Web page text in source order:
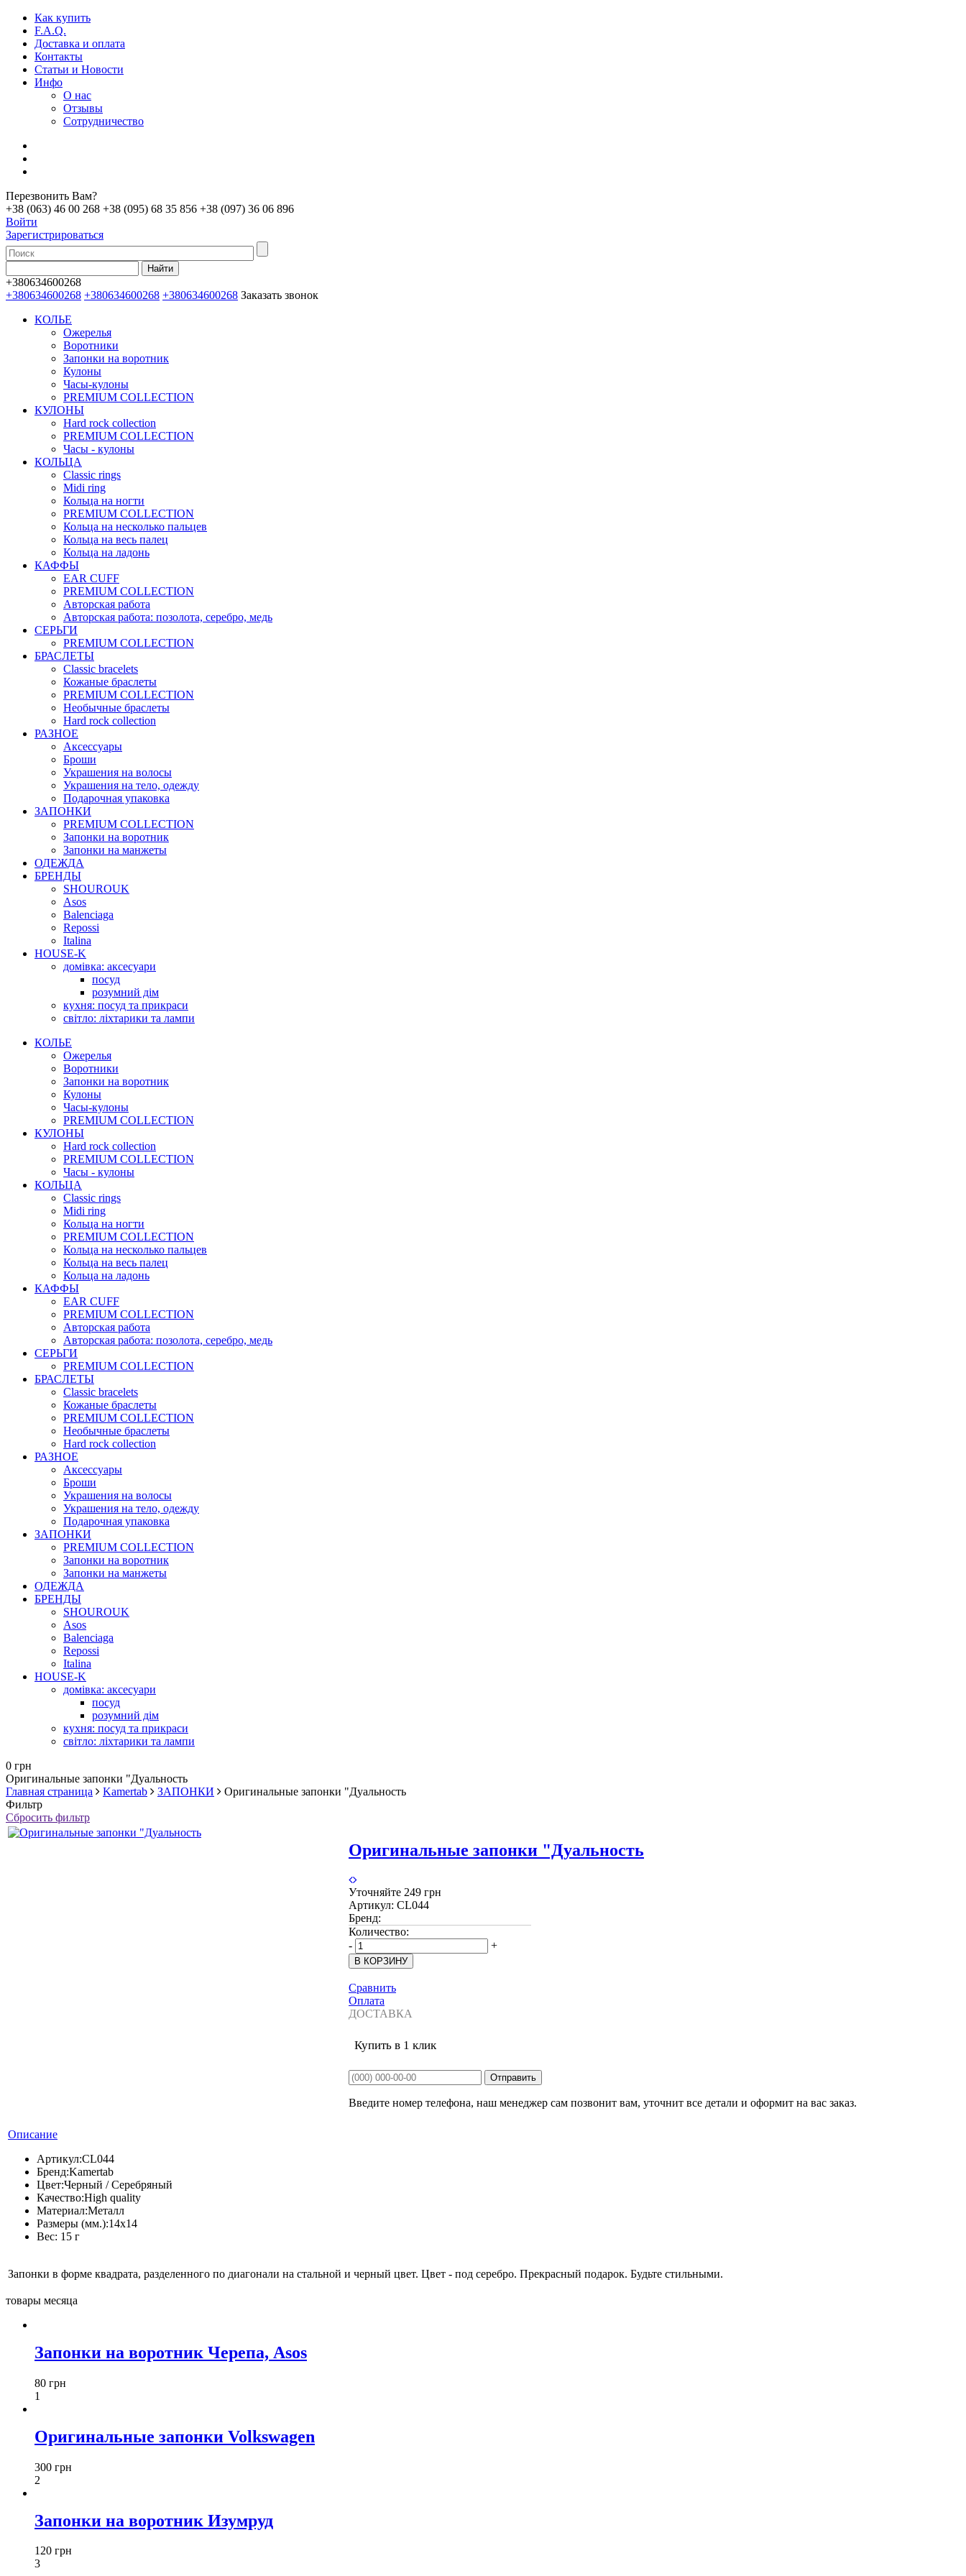
Как купить
F.A.Q.
Доставка и оплата
Контакты
Статьи и Новости
Инфо
О нас
Отзывы
Сотрудничество
Перезвонить Вам?
+38 (063) 46 00 268 +38 (095) 68 35 856 +38 (097) 36 06 896
Войти
Зарегистрироваться
+380634600268
+380634600268 +380634600268 +380634600268 Заказать звонок
КОЛЬЕ
Ожерелья
Воротники
Запонки на воротник
Кулоны
Часы-кулоны
PREMIUM COLLECTION
КУЛОНЫ
Hard rock collection
PREMIUM COLLECTION
Часы - кулоны
КОЛЬЦА
Classic rings
Midi ring
Кольца на ногти
PREMIUM COLLECTION
Кольца на несколько пальцев
Кольца на весь палец
Кольца на ладонь
КАФФЫ
EAR CUFF
PREMIUM COLLECTION
Авторская работа
Авторская работа: позолота, серебро, медь
СЕРЬГИ
PREMIUM COLLECTION
БРАСЛЕТЫ
Classic bracelets
Кожаные браслеты
PREMIUM COLLECTION
Необычные браслеты
Hard rock collection
РАЗНОЕ
Аксессуары
Броши
Украшения на волосы
Украшения на тело, одежду
Подарочная упаковка
ЗАПОНКИ
PREMIUM COLLECTION
Запонки на воротник
Запонки на манжеты
ОДЕЖДА
БРЕНДЫ
SHOUROUK
Asos
Balenciaga
Repossi
Italina
HOUSE-K
домівка: аксесуари
посуд
розумний дім
кухня: посуд та прикраси
світло: ліхтарики та лампи
КОЛЬЕ
Ожерелья
Воротники
Запонки на воротник
Кулоны
Часы-кулоны
PREMIUM COLLECTION
КУЛОНЫ
Hard rock collection
PREMIUM COLLECTION
Часы - кулоны
КОЛЬЦА
Classic rings
Midi ring
Кольца на ногти
PREMIUM COLLECTION
Кольца на несколько пальцев
Кольца на весь палец
Кольца на ладонь
КАФФЫ
EAR CUFF
PREMIUM COLLECTION
Авторская работа
Авторская работа: позолота, серебро, медь
СЕРЬГИ
PREMIUM COLLECTION
БРАСЛЕТЫ
Classic bracelets
Кожаные браслеты
PREMIUM COLLECTION
Необычные браслеты
Hard rock collection
РАЗНОЕ
Аксессуары
Броши
Украшения на волосы
Украшения на тело, одежду
Подарочная упаковка
ЗАПОНКИ
PREMIUM COLLECTION
Запонки на воротник
Запонки на манжеты
ОДЕЖДА
БРЕНДЫ
SHOUROUK
Asos
Balenciaga
Repossi
Italina
HOUSE-K
домівка: аксесуари
посуд
розумний дім
кухня: посуд та прикраси
світло: ліхтарики та лампи
0 грн
Оригинальные запонки "Дуальность
Главная страница
Kamertab ЗАПОНКИ
Оригинальные запонки "Дуальность
Фильтр
Сбросить фильтр
Оригинальные запонки "Дуальность
Уточняйте 249 грн
Артикул: CL044
Бренд:
Количество:
-
+
Сравнить
Оплата
ДОСТАВКА
Купить в 1 клик
Введите номер телефона, наш менеджер сам позвонит вам, уточнит все детали и оформит на вас заказ.
Описание
Артикул:CL044
Бренд:Kamertab
Цвет:Черный / Серебряный
Качество:High quality
Материал:Металл
Размеры (мм.):14x14
Вес: 15 г
Запонки в форме квадрата, разделенного по диагонали на стальной и черный цвет. Цвет - под серебро. Прекрасный подарок. Будьте стильными.
товары месяца
Запонки на воротник Черепа, Asos
80 грн
1
Оригинальные запонки Volkswagen
300 грн
2
Запонки на воротник Изумруд
120 грн
3